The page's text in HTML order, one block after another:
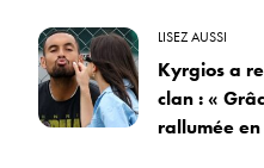
LISEZ AUSSI
Kyrgios a
clan : «
rallumée